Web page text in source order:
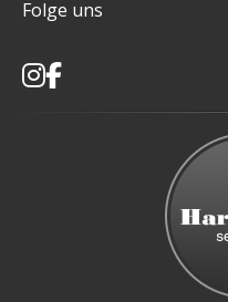
Folge uns